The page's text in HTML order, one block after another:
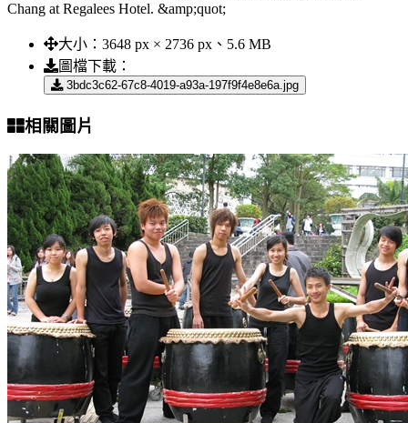
Chang at Regalees Hotel. &amp;quot;
大小： 3648 px × 2736 px、5.6 MB
圖檔下載：
3bdc3c62-67c8-4019-a93a-197f9f4e8e6a.jpg
相關圖片